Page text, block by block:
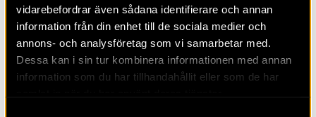
vidarebefordrar även sådana identifierare och annan
information från din enhet till de sociala medier och
annons- och analysföretag som vi samarbetar med.
Dessa kan i sin tur kombinera informationen med annan
information som du har tillhandahållit eller som de har
Populärvetenskap Rapporter Skola Övrigt